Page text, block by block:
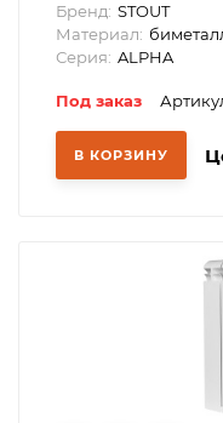
Бренд: STOUT
Материал:
Серия: ALPHA
Под заказ
В КОРЗИНУ